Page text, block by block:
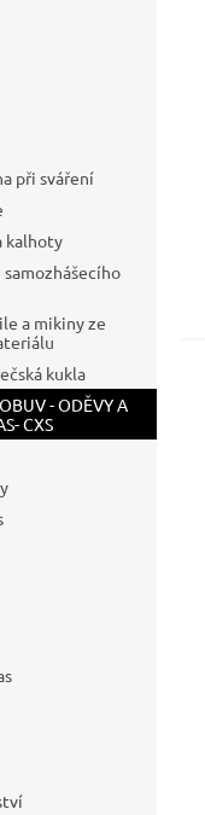
při sváření
kalhoty
a mikiny ze
kukla
- ODĚVY A
CXS